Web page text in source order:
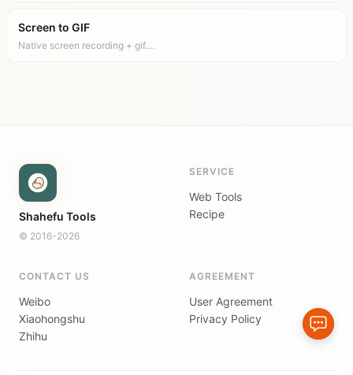
Screen to GIF
Native screen recording + gif.…
Shahefu Tools
© 2016-2026
SERVICE
Web Tools
Recipe
CONTACT US
Weibo
Xiaohongshu
Zhihu
AGREEMENT
User Agreement
Privacy Policy